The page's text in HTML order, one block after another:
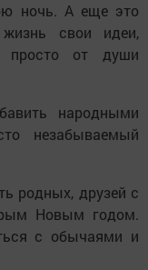
ночь. А еще это
свои идеи,
просто от души
народными
незабываемый
родных, друзей с
Новым годом.
с обычаями и